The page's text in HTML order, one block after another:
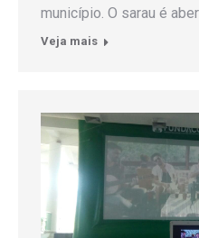
município. O sarau é
Veja mais